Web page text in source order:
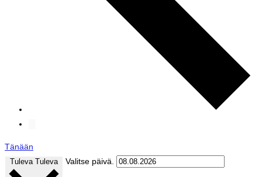
Tänään
Tuleva Tuleva Valitse päivä.